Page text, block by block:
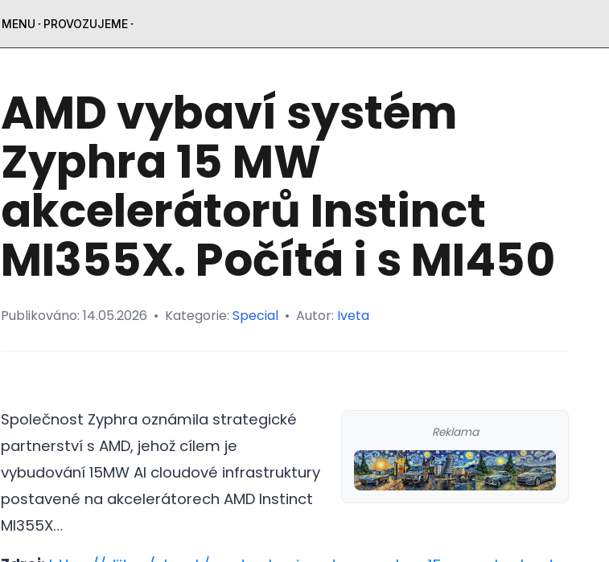
MENU PROVOZUJEME
AMD vybaví systém
Zyphra 15 MW
akcelerátorů Instinct
MI355X. Počítá i s MI450
Publikováno: 14.05.2026 • Kategorie: Special • Autor: Iveta
Reklama
Společnost Zyphra oznámila strategické
partnerství s AMD, jehož cílem je
vybudování 15MW AI cloudové infrastruktury
postavené na akcelerátorech AMD Instinct
MI355X…